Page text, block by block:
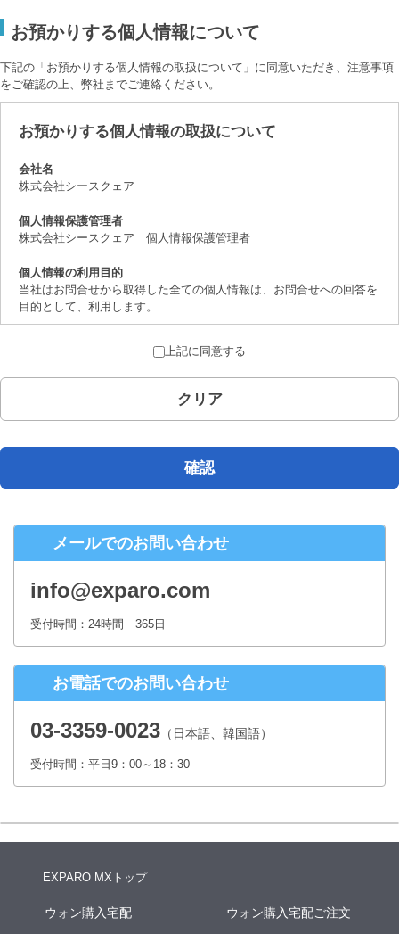
お預かりする個人情報について
下記の「お預かりする個人情報の取扱について」に同意いただき、注意事項
をご確認の上、弊社までご連絡ください。
お預かりする個人情報の取扱について
会社名
株式会社シースクェア
個人情報保護管理者
株式会社シースクェア 個人情報保護管理者
個人情報の利用目的
当社はお問合せから取得した全ての個人情報は、お問合せへの回答を
目的として、利用します。
取得した個人情報は、法律上許されている場合を除き、ご本人の了解
を得ることなく第三者に提供することはありません。
個人情報の取扱いの委託について
開示対象個人情報の開示等および問合せ窓口について
ご本人からの求めにより、当社が保有する開示対象個人情報の、利用
す。
株式会社シースクェア 個人情報お問合せ窓口
〒160-0023 東京都新宿区西新宿６丁目１２−１ パークウェストビ
ル１３階
Eメール：info@c-square.co.jp
（受付時間は、平日9時～17時30分 但し、年末年始、夏季休暇は除き
ます。）
個人情報を入力するにあたっての注意事項
回答ができない場合がございます。
本人が容易に認識できない方法による個人情報の取得
クッキーやWebビーコン等を用いるなどして、本人が容易に認識でき
上記に同意する
クリア
確認
メールでのお問い合わせ
info@exparo.com
受付時間：24時間 365日
お電話でのお問い合わせ
03-3359-0023 （日本語、韓国語）
受付時間：平日9：00～18：30
EXPARO MXトップ
ウォン購入宅配 ウォン購入宅配ご注文